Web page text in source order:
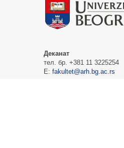
Деканат
тел. бр. +381 11 3225254
Е: fakultet@arh.bg.ac.rs